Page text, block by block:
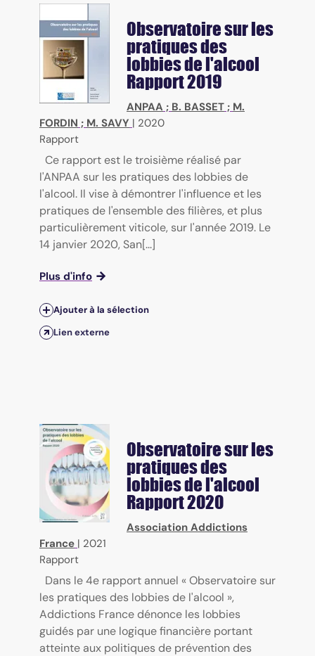
Observatoire sur les
pratiques des
lobbies de l'alcool
Rapport 2019
ANPAA ; B. BASSET ; M.
FORDIN ; M. SAVY | 2020
Rapport
Ce rapport est le troisième réalisé par
l'ANPAA sur les pratiques des lobbies de
l'alcool. Il vise à démontrer l'influence et les
pratiques de l'ensemble des filières, et plus
particulièrement viticole, sur l'année 2019. Le
14 janvier 2020, San[...]
Plus d'info
Ajouter à la sélection
Lien externe
Observatoire sur les
pratiques des
lobbies de l'alcool
Rapport 2020
Association Addictions
France | 2021
Rapport
Dans le 4e rapport annuel « Observatoire sur
les pratiques des lobbies de l'alcool »,
Addictions France dénonce les lobbies
guidés par une logique financière portant
atteinte aux politiques de prévention des